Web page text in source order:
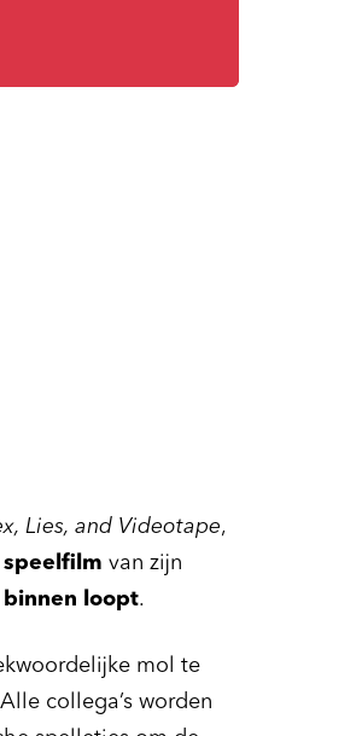
Lies, and Videotape,
van zijn
binnen loopt.
mol te
collega’s worden